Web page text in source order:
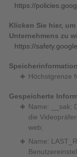
https://
Klicken Sie hier,
Unternehmens zu
https://
Speicherinformation
Höchstgrenze
Gespeicherte
Name: __sak;
die
web;
Name: